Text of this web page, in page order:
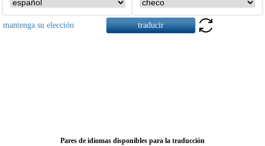
mantenga su elección
Pares de idiomas disponibles para la traducción